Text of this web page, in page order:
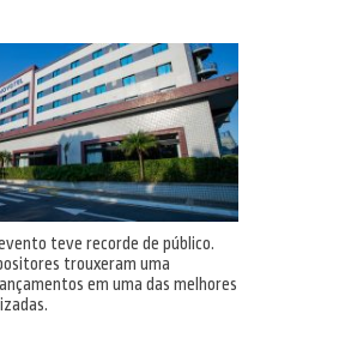
evento teve recorde de público.
trouxeram uma
em uma das melhores